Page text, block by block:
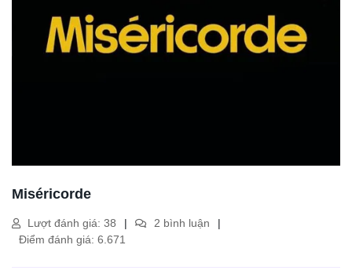
Miséricorde
Lượt đánh giá: 38
2 bình luận
Điểm đánh giá: 6.671